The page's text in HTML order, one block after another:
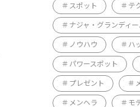
スポット テ
ナジャ・グランディー
ノウハウ ハ
パワースポット
プレゼント
メンヘラ モ